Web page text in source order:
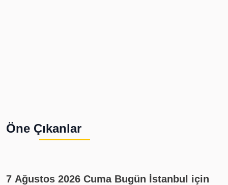
Öne Çıkanlar
7 Ağustos 2026 Cuma Bugün İstanbul için